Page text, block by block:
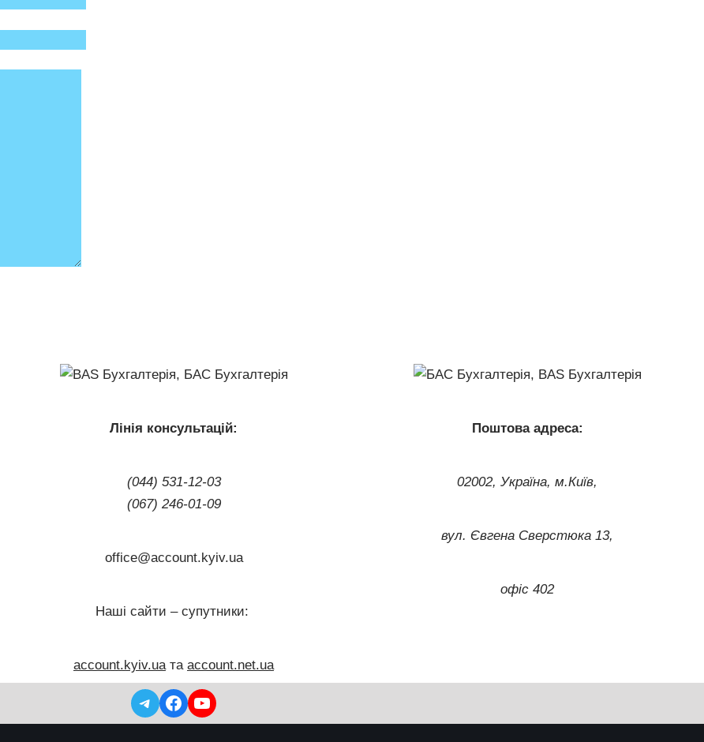
Лінія консультацій:
(044) 531-12-03
(067) 246-01-09
office@account.kyiv.ua
Наші сайти – супутники:
account.kyiv.uaта account.net.ua
Поштова адреса:
02002, Україна, м.Київ,
вул. Євгена Сверстюка 13,
офіс 402